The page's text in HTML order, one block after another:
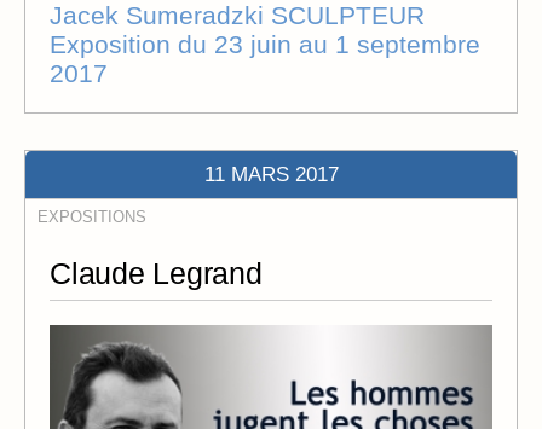
Jacek Sumeradzki SCULPTEUR
Exposition du 23 juin au 1 septembre
2017
11 MARS 2017
EXPOSITIONS
Claude Legrand